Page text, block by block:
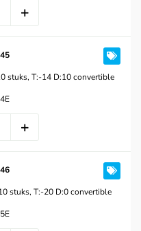
stuks, T:-14 D:10 convertible
stuks, T:-20 D:0 convertible